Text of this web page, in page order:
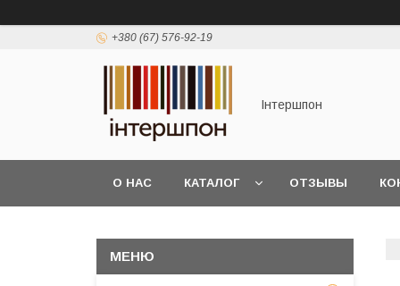
+380 (67) 576-92-19
Інтершпон
О НАС КАТАЛОГ ОТЗЫВЫ